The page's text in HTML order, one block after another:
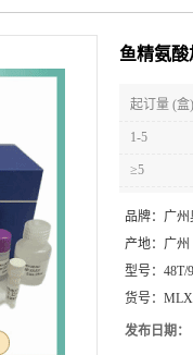
≥5
品牌：广州
型号：48T/
货号：
发布日期：
更新日期：